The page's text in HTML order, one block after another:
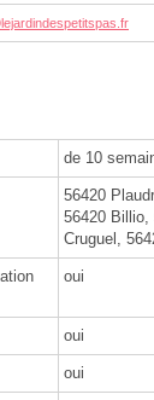
de 10
56420
56420 Billio,
Cruguel,
oui
oui
oui